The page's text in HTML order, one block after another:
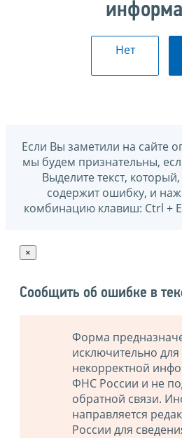
Нет
Если Вы заметили на сайте
мы будем признательны,
Выделите текст,
содержит ошибку, и
комбинацию клавиш: Ctrl +
×
Сообщить об ошибке в
Форма
исключительно
некорректной
ФНС России и не
обратной связи.
направляется
России для